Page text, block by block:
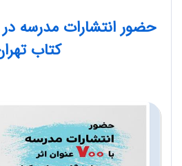
حضور انتشارات مدرسه
کتاب